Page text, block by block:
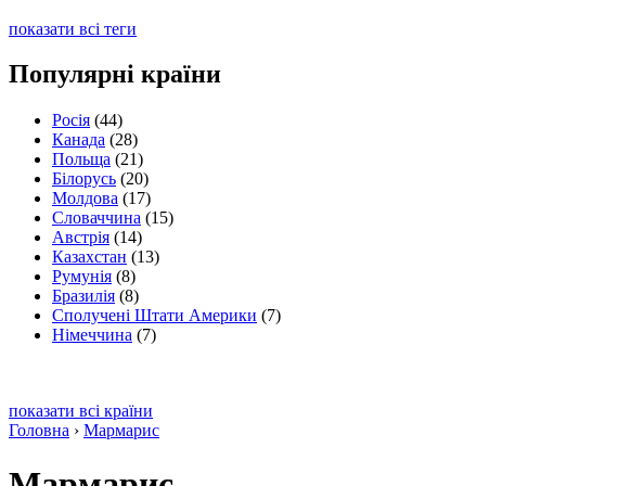
показати всі теги
Популярні країни
Росія (44)
Канада (28)
Польща (21)
Білорусь (20)
Молдова (17)
Словаччина (15)
Австрія (14)
Казахстан (13)
Румунія (8)
Бразилія (8)
Сполучені Штати Америки (7)
Німеччина (7)
показати всі країни
Головна › Мармарис